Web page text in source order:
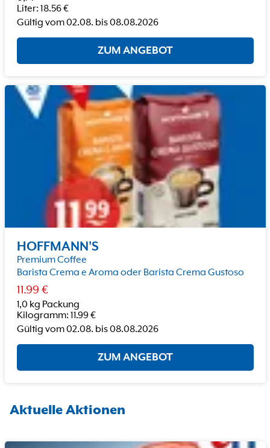
Liter: 18.56€
Gültig vom02.08. bis08.08.2026
ZUM ANGEBOT
HOFFMANN'S
Premium Coffee
Barista Crema e Aroma oder Barista Crema Gustoso
11.99 €
1,0 kg Packung
Kilogramm: 11.99€
Gültig vom02.08. bis08.08.2026
ZUM ANGEBOT
Aktuelle Aktionen